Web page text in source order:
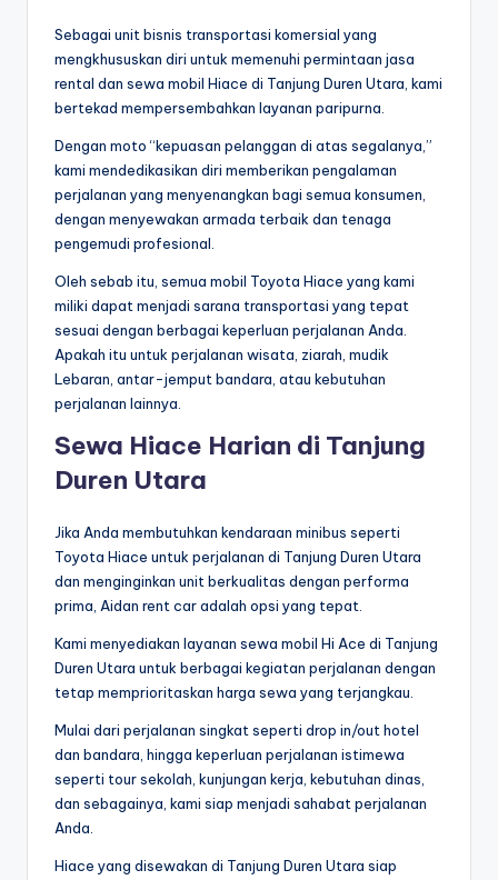
Sebagai unit bisnis transportasi komersial yang
mengkhususkan diri untuk memenuhi permintaan jasa
rental dan sewa mobil Hiace di Tanjung Duren Utara, kami
bertekad mempersembahkan layanan paripurna.
Dengan moto “kepuasan pelanggan di atas segalanya,”
kami mendedikasikan diri memberikan pengalaman
perjalanan yang menyenangkan bagi semua konsumen,
dengan menyewakan armada terbaik dan tenaga
pengemudi profesional.
Oleh sebab itu, semua mobil Toyota Hiace yang kami
miliki dapat menjadi sarana transportasi yang tepat
sesuai dengan berbagai keperluan perjalanan Anda.
Apakah itu untuk perjalanan wisata, ziarah, mudik
Lebaran, antar-jemput bandara, atau kebutuhan
perjalanan lainnya.
Sewa Hiace Harian di Tanjung
Duren Utara
Jika Anda membutuhkan kendaraan minibus seperti
Toyota Hiace untuk perjalanan di Tanjung Duren Utara
dan menginginkan unit berkualitas dengan performa
prima, Aidan rent car adalah opsi yang tepat.
Kami menyediakan layanan sewa mobil Hi Ace di Tanjung
Duren Utara untuk berbagai kegiatan perjalanan dengan
tetap memprioritaskan harga sewa yang terjangkau.
Mulai dari perjalanan singkat seperti drop in/out hotel
dan bandara, hingga keperluan perjalanan istimewa
seperti tour sekolah, kunjungan kerja, kebutuhan dinas,
dan sebagainya, kami siap menjadi sahabat perjalanan
Anda.
Hiace yang disewakan di Tanjung Duren Utara siap